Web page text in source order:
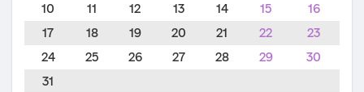
10
11 12 13 14 15
16
17
18 19 20 21 22
23
24
25 26 27 28 29
30
31